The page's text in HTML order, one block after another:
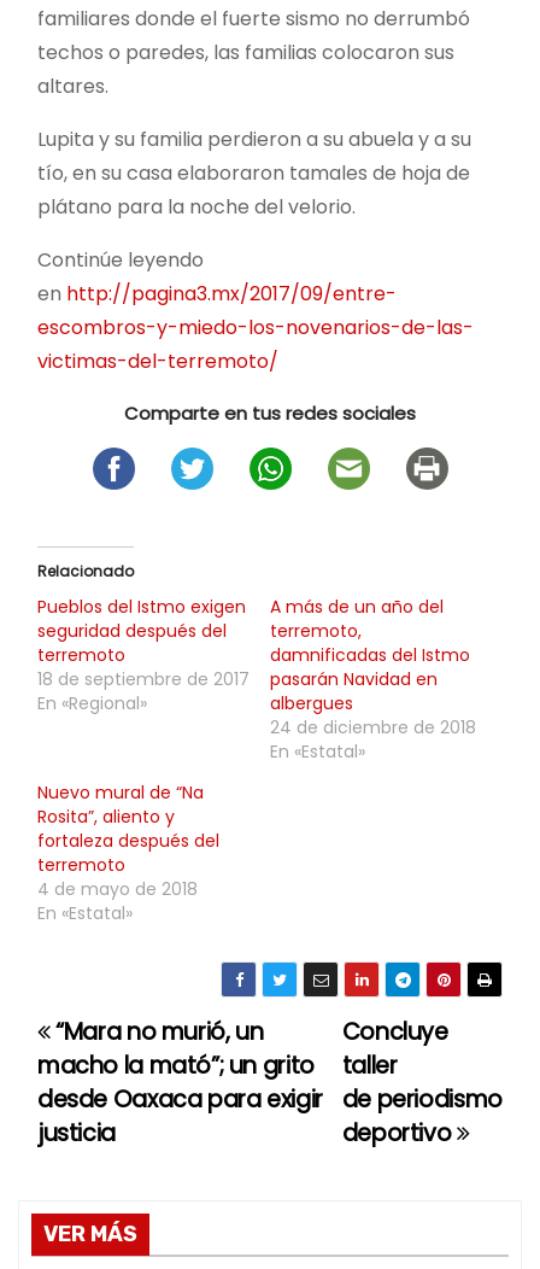
familiares donde el fuerte sismo no derrumbó
techos o paredes, las familias colocaron sus
altares.
Lupita y su familia perdieron a su abuela y a su
tío, en su casa elaboraron tamales de hoja de
plátano para la noche del velorio.
Continúe leyendo
en http://pagina3.mx/2017/09/entre-
escombros-y-miedo-los-novenarios-de-las-
victimas-del-terremoto/
Comparte en tus redes sociales
Relacionado
Pueblos del Istmo exigen
seguridad después del
terremoto
18 de septiembre de 2017
En «Regional»
A más de un año del
terremoto,
damnificadas del Istmo
pasarán Navidad en
albergues
24 de diciembre de 2018
En «Estatal»
Nuevo mural de “Na
Rosita”, aliento y
fortaleza después del
terremoto
4 de mayo de 2018
En «Estatal»
N
a
v
g
Concluye
taller
de periodismo
deportivo
“Mara no murió, un
macho la mató”; un grito
desde Oaxaca para exigir
justicia
VER MÁS